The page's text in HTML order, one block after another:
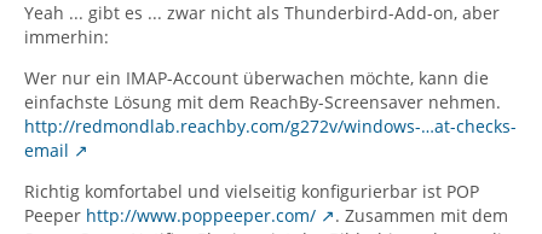
Yeah ... gibt es ... zwar nicht als Thunderbird-Add-on, aber
immerhin:
Wer nur ein IMAP-Account überwachen möchte, kann die
einfachste Lösung mit dem ReachBy-Screensaver nehmen.
http://redmondlab.reachby.com/g272v/windows-…at-checks-
email
Richtig komfortabel und vielseitig konfigurierbar ist POP
Peeper http://www.poppeeper.com/
. Zusammen mit dem